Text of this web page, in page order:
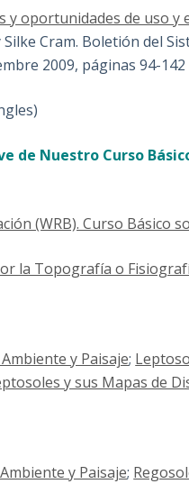
y oportunidades de uso y
Cram. Boletión del
2009, páginas 94-142
de Nuestro Curso
(WRB). Curso Básico
la Topografía o
y Paisaje;
y sus Mapas de
y Paisaje;